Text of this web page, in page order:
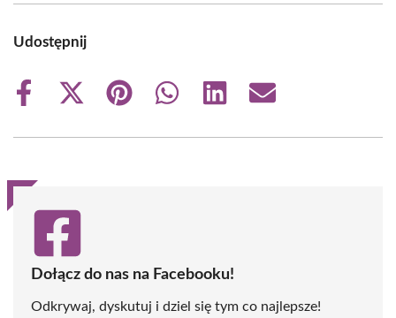
Udostępnij
Share
Share
(Twitter)
Share
Share
Share
Share
Dołącz do nas na Facebooku!
Odkrywaj, dyskutuj i dziel się tym co najlepsze!